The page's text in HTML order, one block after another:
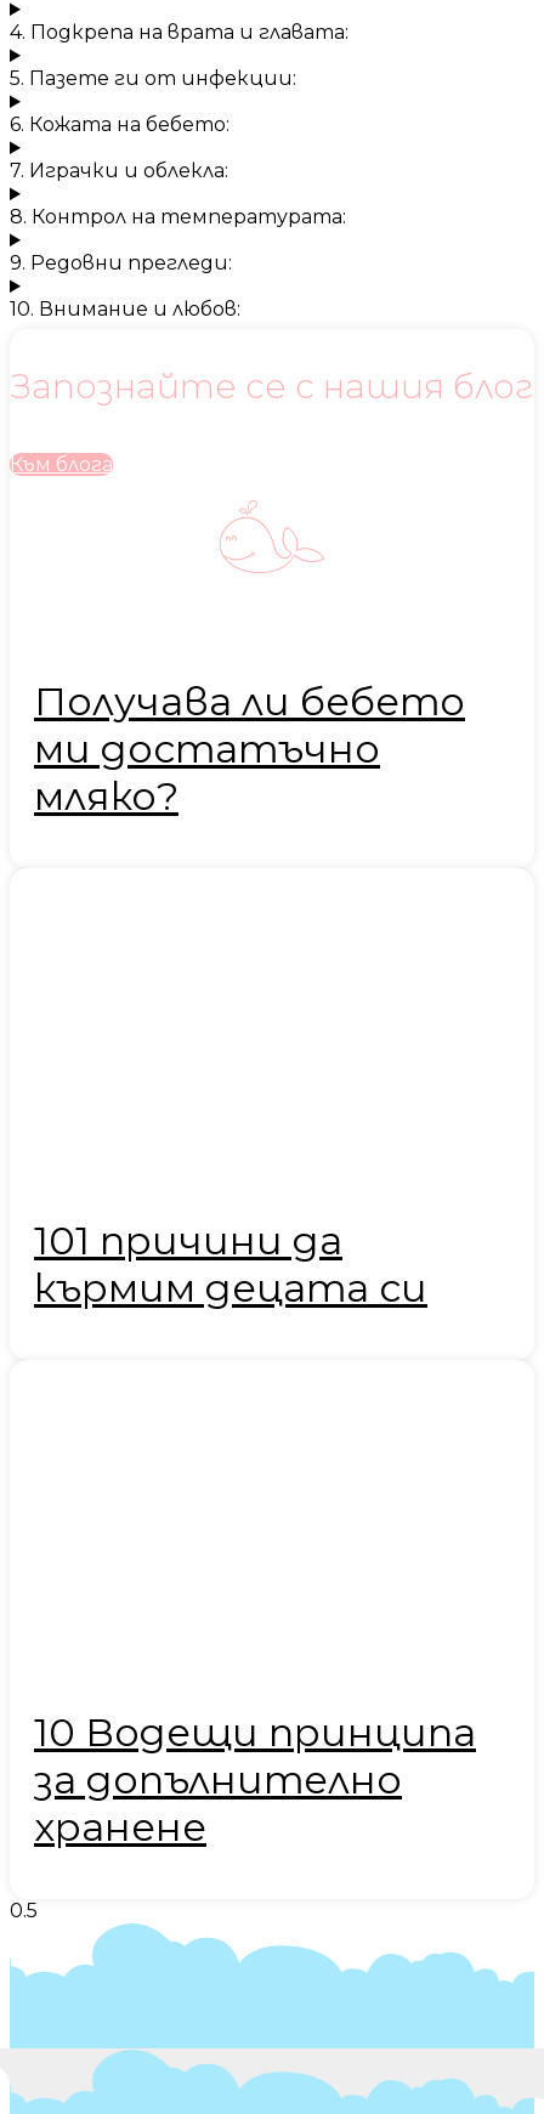
4. Подкрепа на врата и главата:
5. Пазете ги от инфекции:
6. Кожата на бебето:
7. Играчки и облекла:
8. Контрол на температурата:
9. Редовни прегледи:
10. Внимание и любов:
Запознайте се с нашия блог
Към блога
Получава ли бебето
ми достатъчно
мляко?
101 причини да
кърмим децата си
10 Водещи принципа
за допълнително
хранене